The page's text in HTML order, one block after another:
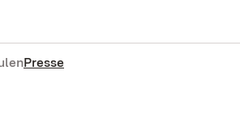
Presse